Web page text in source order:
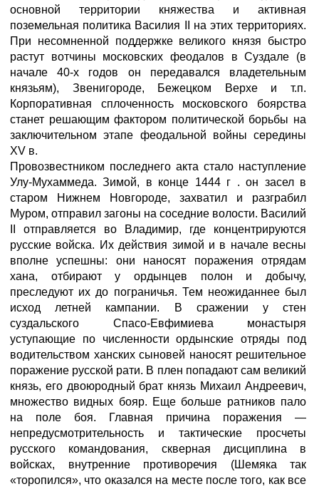
основной территории княжества и активная
поземельная политика Василия II на этих территориях.
При несомненной поддержке великого князя быстро
растут вотчины московских феодалов в Суздале (в
начале 40-х годов он передавался владетельным
князьям), Звенигороде, Бежецком Верхе и т.п.
Корпоративная сплоченность московского боярства
станет решающим фактором политической борьбы на
заключительном этапе феодальной войны середины
XV в.
Провозвестником последнего акта стало наступление
Улу-Мухаммеда. Зимой, в конце 1444 г . он засел в
старом Нижнем Новгороде, захватил и разграбил
Муром, отправил загоны на соседние волости. Василий
II отправляется во Владимир, где концентрируются
русские войска. Их действия зимой и в начале весны
вполне успешны: они наносят поражения отрядам
хана, отбирают у ордынцев полон и добычу,
преследуют их до пограничья. Тем неожиданнее был
исход летней кампании. В сражении у стен
суздальского Спасо-Евфимиева монастыря
уступающие по численности ордынские отряды под
водительством ханских сыновей наносят решительное
поражение русской рати. В плен попадают сам великий
князь, его двоюродный брат князь Михаил Андреевич,
множество видных бояр. Еще больше ратников пало
на поле боя. Главная причина поражения —
непредусмотрительность и тактические просчеты
русского командования, скверная дисциплина в
войсках, внутренние противоречия (Шемяка так
«торопился», что оказался на месте после того, как все